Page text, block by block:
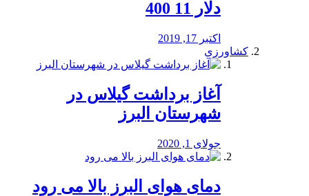
دلار 11 400
اکتبر 17, 2019
کشاورزی
آغاز برداشت گیلاس در
شهرستان البرز
جولای 1, 2020
دمای هوای البرز بالا می رود